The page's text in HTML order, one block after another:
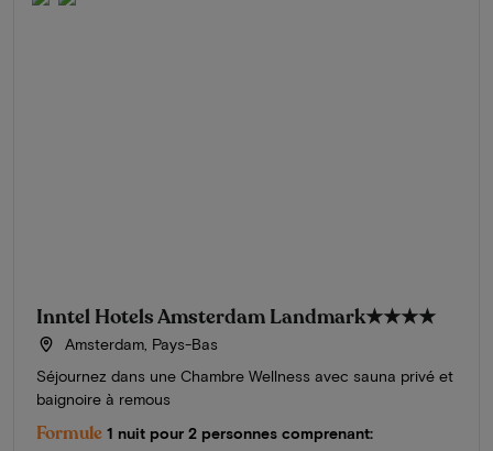
Inntel Hotels Amsterdam Landmark★★★★
Amsterdam, Pays-Bas
Séjournez dans une Chambre Wellness avec sauna privé et
baignoire à remous
Formule 1 nuit pour 2 personnes comprenant: